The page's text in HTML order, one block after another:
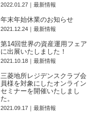
2022.01.27｜最新情報
年末年始休業のお知らせ
2021.12.24｜最新情報
第14回世界の資産運用フェア
に出展いたしました！
2021.10.18｜最新情報
三菱地所レジデンスクラブ会
員様を対象にしたオンライン
セミナーを開催いたしまし
た。
2021.09.17｜最新情報